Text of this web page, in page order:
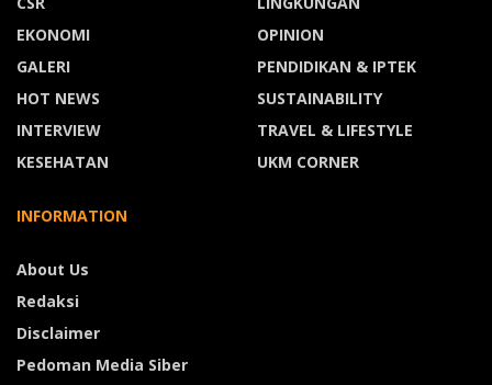
EKONOMI
GALERI
HOT NEWS
INTERVIEW
KESEHATAN
OPINION
PENDIDIKAN & IPTEK
SUSTAINABILITY
TRAVEL & LIFESTYLE
UKM CORNER
INFORMATION
About Us
Redaksi
Disclaimer
Pedoman Media Siber